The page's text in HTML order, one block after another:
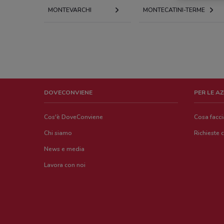
MONTEVARCHI MONTECATINI-TERME
DOVECONVIENE
Cos'è DoveConviene
Chi siamo
News e media
Lavora con noi
PER LE
Cosa
Richieste